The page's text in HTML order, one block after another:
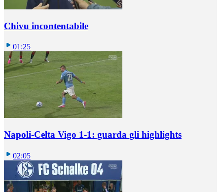
Chivu incontentabile
01:25
Napoli-Celta Vigo 1-1: guarda gli highlights
02:05